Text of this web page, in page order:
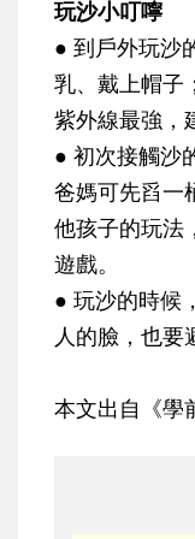
玩沙小叮嚀
● 到戶外玩沙
乳、戴上帽子
紫外線最強，
● 初次接觸沙
爸媽可先舀一
他孩子的玩法
遊戲。
● 玩沙的時候
人的臉，也要
本文出自《學